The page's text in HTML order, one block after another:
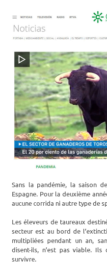
Sans la pandémie, la saison
Espagne. Pour la deuxième
aucune corrida ni autre type de
Les éleveurs de taureaux
secteur est au bord de
multipliées pendant un an,
disent-ils, n’est pas viable.
survivre.